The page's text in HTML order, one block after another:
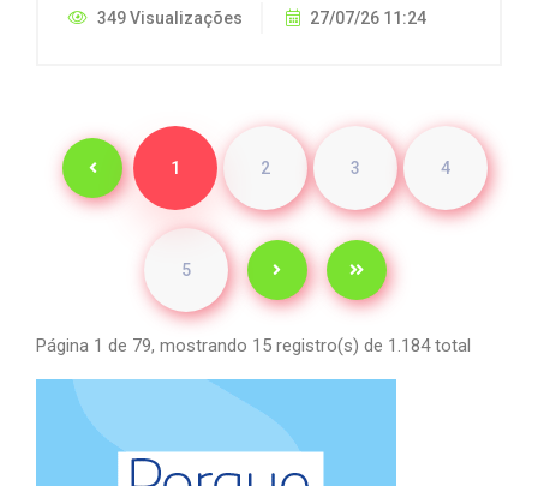
349 Visualizações 27/07/26 11:24
1 2 3 4
5
Página 1 de 79, mostrando 15 registro(s) de 1.184 total